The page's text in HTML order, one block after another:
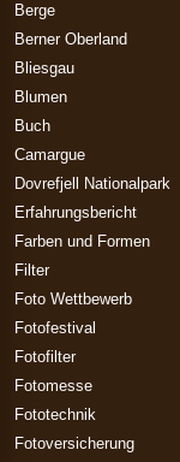
Berge
Berner Oberland
Bliesgau
Blumen
Buch
Camargue
Dovrefjell Nationalpark
Erfahrungsbericht
Farben und Formen
Filter
Foto Wettbewerb
Fotofestival
Fotofilter
Fotomesse
Fototechnik
Fotoversicherung